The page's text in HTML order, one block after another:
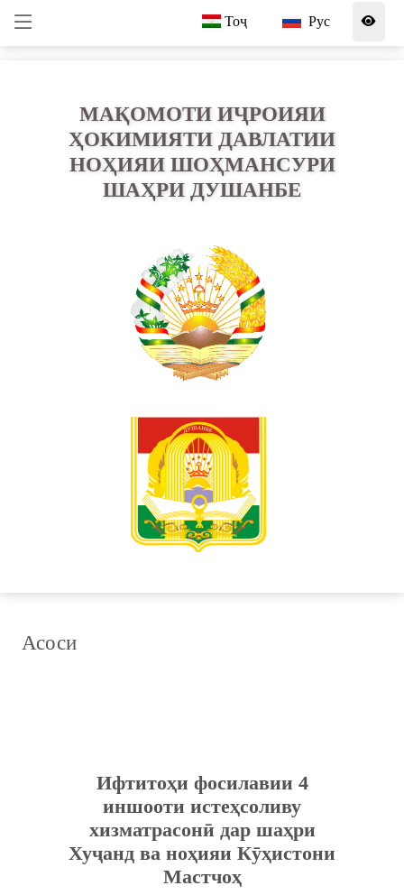
Тоҷ Рус
МАҚОМОТИ ИҶРОИЯИ
ҲОКИМИЯТИ ДАВЛАТИИ
НОҲИЯИ ШОҲМАНСУРИ
ШАҲРИ ДУШАНБЕ
Асоси
Ифтитоҳи фосилавии 4
иншооти истеҳсоливу
хизматрасонӣ дар шаҳри
Хуҷанд ва ноҳияи Кӯҳистони
Мастчоҳ